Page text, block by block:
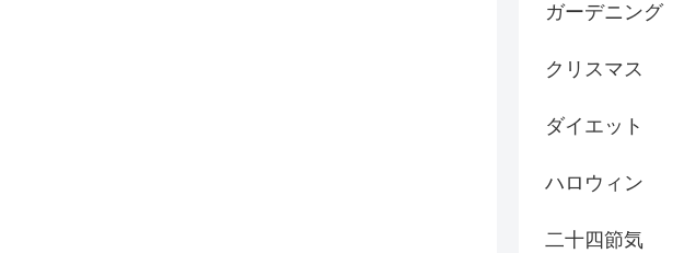
ガーデニング
クリスマス
ダイエット
ハロウィン
二十四節気